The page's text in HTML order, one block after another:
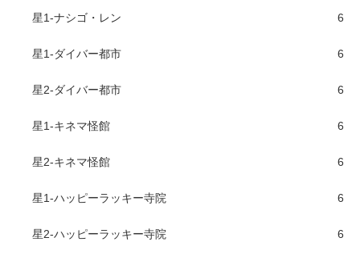
星1-ナシゴ・レン 6
星1-ダイバー都市 6
星2-ダイバー都市 6
星1-キネマ怪館 6
星2-キネマ怪館 6
星1-ハッピーラッキー寺院 6
星2-ハッピーラッキー寺院 6